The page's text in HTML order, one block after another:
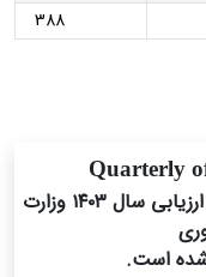
388
بر اساس ارزیابی سال ۱۴۰۳ وزارت
است.